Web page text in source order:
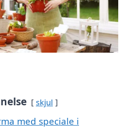
skjul
med speciale i